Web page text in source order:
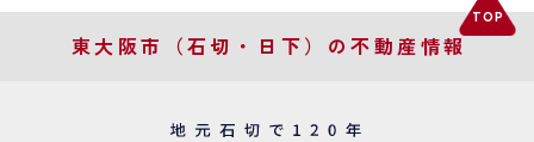
東大阪市（石切・日下）の不動産情報